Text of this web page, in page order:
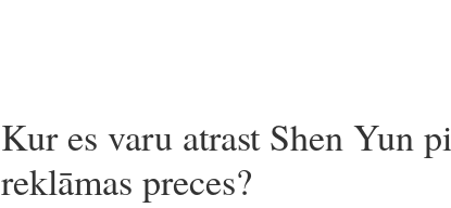
Kur es varu atrast Shen Yun
reklāmas preces?